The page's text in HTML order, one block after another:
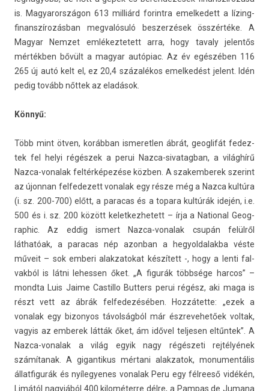
is. Magyarországon 613 milliárd forintra em­el­kedett a lízing-
finanszírozásban meg­valósuló be­szer­zések összértéke. A
Magyar Nem­zet em­lékez­tetett arra, hogy tava­ly jelen­tős
mértékben bővült a magyar autópiac. Az év egészében 116
265 új autó kelt el, ez 20,4 százalékos em­el­kedést jelent. Idén
pedig tovább nőttek az eladások.
Könnyű:
Több mint ötven, korábban is­meretl­en ábrát, geog­lifát fedez­
tek fel helyi régészek a perui Nazca-sivatagban, a világhírű
Nazca-vonalak feltérképezése közben. A szakem­berek szerint
az újon­nan fel­fedezett vonalak egy része még a Nazca kultúra
(i. sz. 200-700) előtt, a para­cas és a topara kultúrák idején, i.e.
500 és i. sz. 200 között kelet­kezhetett – írja a Nation­al Geog­
raphic. Az eddig is­mert Nazca-vonalak csupán felülről
láthatóak, a para­cas nép azon­ban a hegyol­dalak­ba véste
műveit – sok em­beri al­ak­zatokat készített -, hogy a lenti fal­
vakból is látni lehess­en őket. „A figurák többsége har­cos” –
mondta Luis Jaime Cas­tillo Butt­ers perui régész, aki maga is
részt vett az ábrák fel­fedezéséb­en. Hozzátette: „ezek a
vonalak egy bi­zonyos távolságból már észrevehetőek vol­tak,
vagyis az em­berek látták őket, ám idővel tel­jes­en eltűntek”. A
Nazca-vonalak a világ egyik nagy régészeti rejtélyének
számítanak. A gigan­tikus mértani al­ak­zatok, monumen­tális
állat­figurák és nyílegyenes vonalak Peru egy félreeső vidékén,
Limától nagyjából 400 kilométerre délre, a Pam­pas de Jumana